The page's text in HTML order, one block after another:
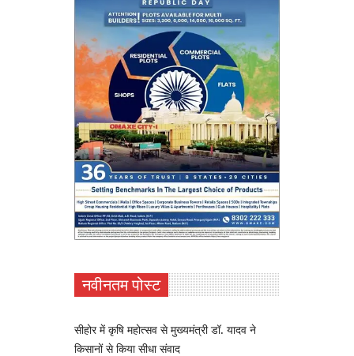
नवीनतम पोस्ट
सीहोर में कृषि महोत्सव से मुख्यमंत्री डॉ. यादव ने
किसानों से किया सीधा संवाद